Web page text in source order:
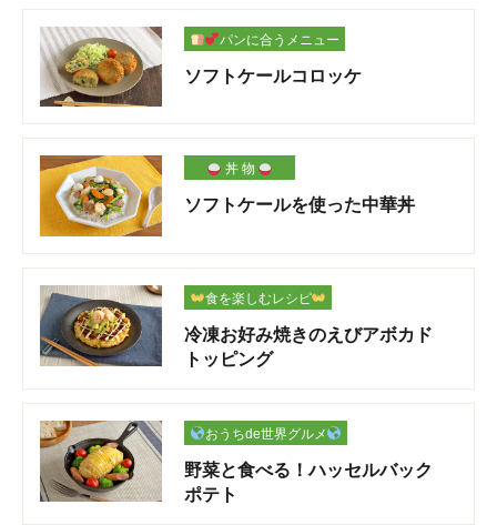
パンに合うメニュー
ソフトケールコロッケ
丼 物
ソフトケールを使った中華丼
食を楽しむレシピ
冷凍お好み焼きのえびアボカド
トッピング
おうちde世界グルメ
野菜と食べる！ハッセルバック
ポテト